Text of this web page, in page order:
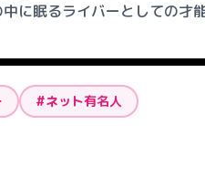
中に眠るライバーとしての才
#ネット有名人